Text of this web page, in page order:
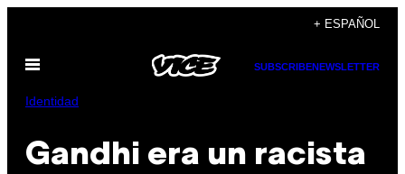
contenido
+ ESPAÑOL
Abrir
SUBSCRIBENEWSLETTER
Identidad
Gandhi era un racista